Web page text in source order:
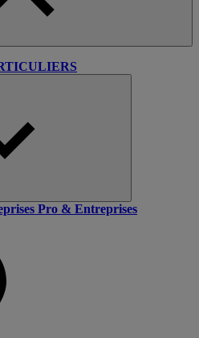
Pro & Entreprises